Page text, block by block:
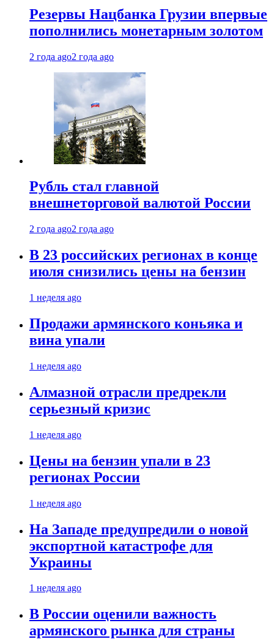
Резервы Нацбанка Грузии впервые
пополнились монетарным золотом
2 года ago2 года ago
Рубль стал главной
внешнеторговой валютой России
2 года ago2 года ago
В 23 российских регионах в конце
июля снизились цены на бензин
1 неделя ago
Продажи армянского коньяка и
вина упали
1 неделя ago
Алмазной отрасли предрекли
серьезный кризис
1 неделя ago
Цены на бензин упали в 23
регионах России
1 неделя ago
На Западе предупредили о новой
экспортной катастрофе для
Украины
1 неделя ago
В России оценили важность
армянского рынка для страны